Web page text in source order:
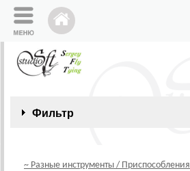
Фильтр
~ Разные инструменты / Приспособления